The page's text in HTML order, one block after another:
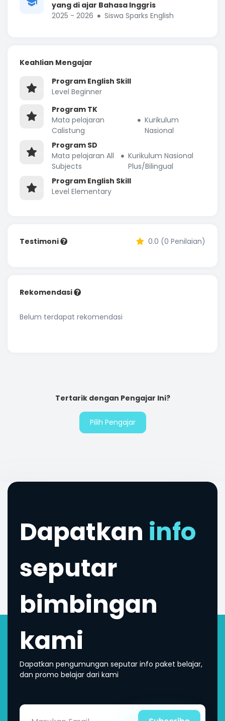
yang di ajar Bahasa Inggris
2025 - 2026
Siswa Sparks English
Keahlian Mengajar
Program English Skill
Level Beginner
Program TK
Mata pelajaran
Calistung
Kurikulum
Nasional
Program SD
Mata pelajaran All
Subjects
Kurikulum Nasional
Plus/Bilingual
Program English Skill
Level Elementary
Testimoni 0.0 (0 Penilaian)
Rekomendasi
Belum terdapat rekomendasi
Tertarik dengan Pengajar Ini?
Pilih Pengajar
Dapatkan info
seputar
bimbingan
kami
Dapatkan pengumungan seputar info paket belajar,
dan promo belajar dari kami